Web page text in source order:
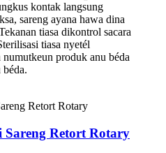
kontak langsung
sareng ayana hawa dina
tiasa dikontrol sacara
tiasa nyetél
numutkeun produk anu béda
Sareng Retort Rotary